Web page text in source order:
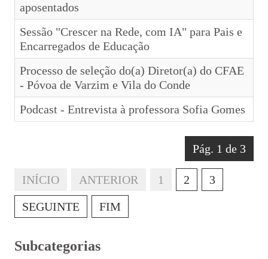
Calendário Escolar
Contacto
ALUNOS
Seguro Escolar
Política de Privacidade e Proteção de Dados Pessoais
Escola Digital - Kit Digital
E-mail institucional
Pedido de justificação de faltas no GIAE
aposentados
Sessão "Crescer na Rede, com IA" para Pais e
Encarregados de Educação
Processo de seleção do(a) Diretor(a) do CFAE
- Póvoa de Varzim e Vila do Conde
Podcast - Entrevista à professora Sofia Gomes
Pág. 1 de 3
INÍCIO ANTERIOR 1 2 3
SEGUINTE FIM
Subcategorias